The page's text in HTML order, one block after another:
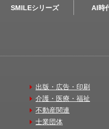
SMILEシリーズ AI時
出版・広告・印刷
介護・医療・福祉
不動産関連
士業団体